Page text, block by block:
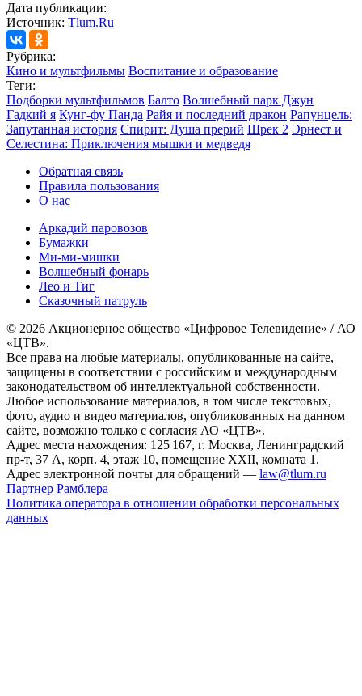
Дата публикации:
Источник: Tlum.Ru
Рубрика:
Кино и мультфильмы Воспитание и образование
Теги:
Подборки мультфильмов Балто Волшебный парк Джун
Гадкий я Кунг-фу Панда Райя и последний дракон Рапунцель:
Запутанная история Спирит: Душа прерий Шрек 2 Эрнест и
Селестина: Приключения мышки и медведя
Обратная связь
Правила пользования
О нас
Аркадий паровозов
Бумажки
Ми-ми-мишки
Волшебный фонарь
Лео и Тиг
Сказочный патруль
© 2026 Акционерное общество «Цифровое Телевидение» / АО
«ЦТВ».
Все права на любые материалы, опубликованные на сайте,
защищены в соответствии с российским и международным
законодательством об интеллектуальной собственности.
Любое использование материалов, в том числе текстовых,
фото, аудио и видео материалов, опубликованных на данном
сайте, возможно только с согласия АО «ЦТВ».
Адрес места нахождения: 125 167, г. Москва, Ленинградский
пр-т, 37 А, корп. 4, этаж 10, помещение XXII, комната 1.
Адрес электронной почты для обращений — law@tlum.ru
Партнер Рамблера
Политика оператора в отношении обработки персональных
данных